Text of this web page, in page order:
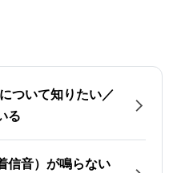
ついて知りたい／
る
信音）が鳴らない